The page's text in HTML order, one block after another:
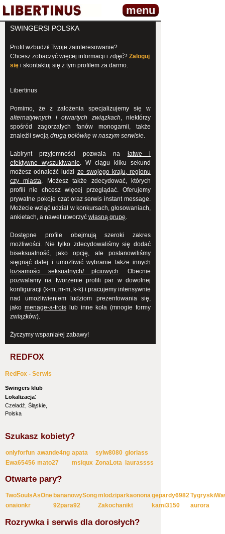
menu
SWINGERSI POLSKA
Profil wzbudził Twoje zainteresowanie?
Chcesz zobaczyć więcej informacji i zdjęć? Zaloguj
się i skontaktuj się z tym profilem za darmo.
Libertinus
Pomimo, że z założenia specjalizujemy się w
alternatywnych i otwartych związkach, niektórzy
spośród zagorzałych fanów monogamii, także
znaleźli swoją drugą połówkę w naszym serwisie.
Labirynt przyjemności pozwala na łatwe i
efektywne wyszukiwanie. W ciągu kilku sekund
możesz odnaleźć ludzi ze swojego kraju, regionu
czy miasta. Możesz także zdecydować, których
profili nie chcesz więcej przeglądać. Oferujemy
prywatne pokoje czat oraz serwis instant message.
Możecie wziąć udział w konkursach, głosowaniach,
ankietach, a nawet utworzyć własną grupę.
Dostępne profile obejmują szeroki zakres
możliwości. Nie tylko zdecydowaliśmy się dodać
biseksualność, jako opcję, ale postanowiliśmy
sięgnąć dalej i umożliwić wybranie także innych
tożsamości seksualnych/ płciowych. Obecnie
pozwalamy na tworzenie profili par w dowolnej
konfiguracji (k-m, m-m, k-k) i pracujemy intensywnie
nad umożliwieniem ludziom prezentowania się,
jako menage-a-troislub inne koła (mnogie formy
związków).
Życzymy wspaniałej zabawy!
REDFOX
RedFox - Serwis
Swingers klub
Lokalizacja:
Czeladź, Śląskie,
Polska
Szukasz kobiety?
onlyforfun awande4ng apata sylw8080 gloriass
Ewa65456 mato27 msiqux ZonaLota laurassss
Otwarte pary?
TwoSoulsAsOne bananowySongmlodziparkaononagepardy6982
onaionkr
92para92 Zakochanikt kami3150 aurora
Rozrywka i serwis dla dorosłych?